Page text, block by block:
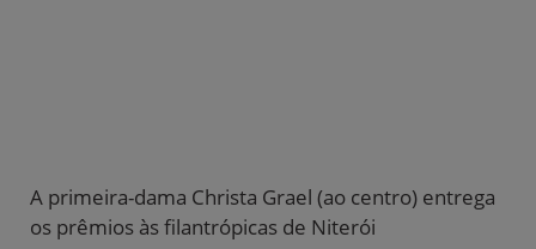
A primeira-dama Christa Grael (ao centro) entrega
os prêmios às filantrópicas de Niterói